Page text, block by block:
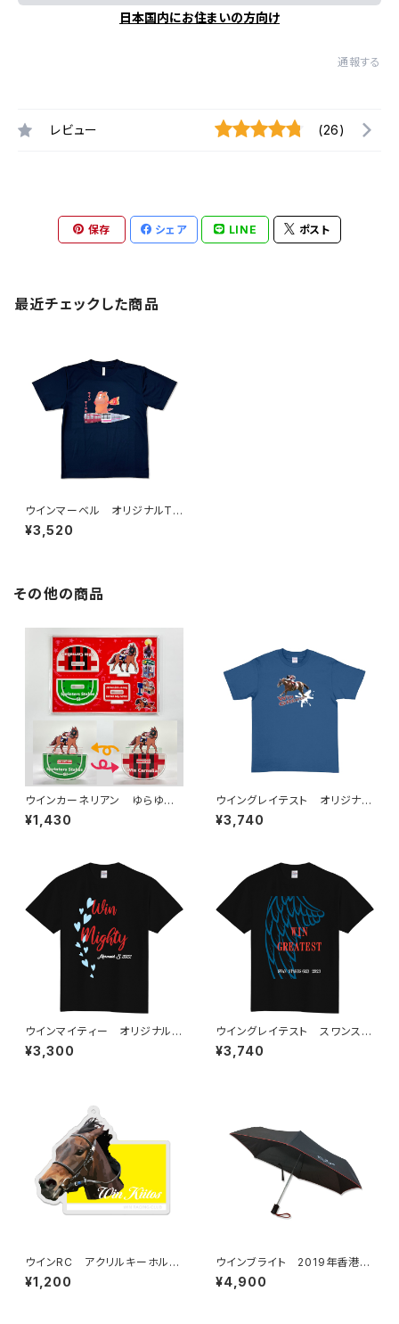
日本国内にお住まいの方向け
通報する
レビュー (26)
保存 シェア LINE ポスト
最近チェックした商品
ウインマーベル オリジナルTシ
ャツ ネイビー
¥3,520
その他の商品
ウインカーネリアン ゆらゆら
アクリルスタンド（スプリンター
ズステークス・G1優勝記念）
¥1,430
ウイングレイテスト オリジナル
Tシャツ メトロブルー
¥3,740
ウインマイティー オリジナルT
シャツ 黒
¥3,300
ウイングレイテスト スワンステ
ークス・G2優勝Tシャツ 黒
¥3,740
ウインRC アクリルキーホルダ
ー ウインキートス
¥1,200
ウインブライト 2019年香港カ
ップ優勝記念 折り畳み傘
¥4,900